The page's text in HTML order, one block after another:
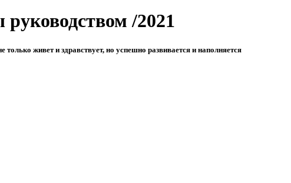
/2021
живет и здравствует, но успешно развивается и наполняется